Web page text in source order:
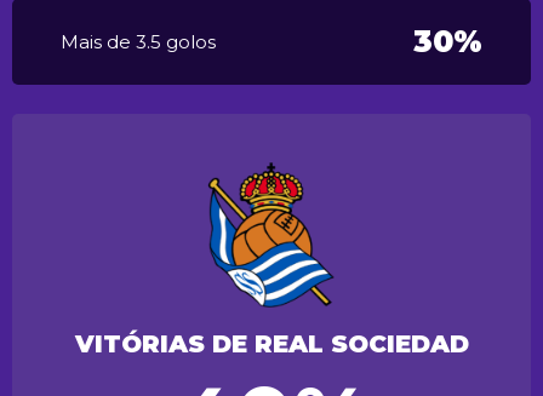
Mais de 3.5 golos 30%
VITÓRIAS DE REAL SOCIEDAD